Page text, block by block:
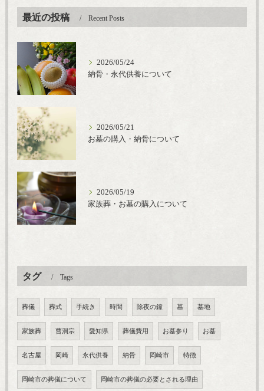
最近の投稿 Recent Posts
2026/05/24
納骨・永代供養について
2026/05/21
お墓の購入・納骨について
2026/05/19
家族葬・お墓の購入について
タグ Tags
葬儀 葬式 手続き 時間 除夜の鐘 墓 墓地
家族葬 曹洞宗 愛知県 葬儀費用 お墓参り お墓
名古屋 岡崎 永代供養 納骨 岡崎市 特徴
岡崎市の葬儀について 岡崎市の葬儀の必要とされる理由